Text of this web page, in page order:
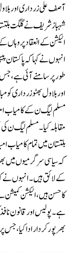
آصف علی زرداری اور
شہباز شریف نے گلگت
الیکشن کے انعقاد پر
انہوں نے کہا کہ پاکستان
طور پر سامنے آئی ہے،
اور بلاول بھٹو زرداری
مسلم لیگ ن کے کامیاب
مقابلہ کیا۔ مسلم لیگ ن
بلتستان میں تمام کامیاب
کہ سیاسی سرگرمیوں میں
کے لائق ہیں۔انہوں نے
کا حسن ہیں، الیکشن کمیشن
ہے۔ پولیس اور قانون
بھرپور کردار ادا کیا،